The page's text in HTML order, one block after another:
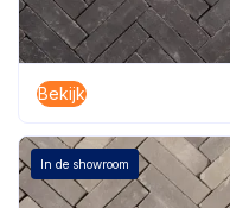
Bekijk
In de showroom